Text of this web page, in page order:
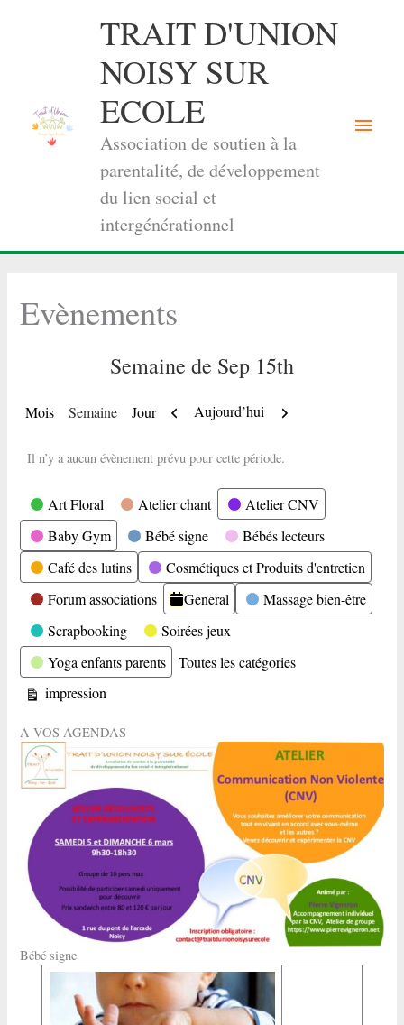
TRAIT D'UNION
NOISY SUR
ECOLE
Association de soutien à la
parentalité, de développement
du lien social et
intergénérationnel
Menu
Evènements
Semaine de Sep 15th
Mois Semaine Jour Précédent
Aujourd’hui Suivant
Il n’y a aucun évènement prévu pour cette période.
Catégories
Art Floral Atelier chant
Atelier CNV
Baby Gym
Bébé signe
Bébés lecteurs
Café des lutins
Cosmétiques et Produits d'entretien
Forum associations
General
Massage bien-être
Scrapbooking
Soirées jeux
Yoga enfants parents
Toutes les catégories
Vue
impression
A VOS AGENDAS
Bébé signe